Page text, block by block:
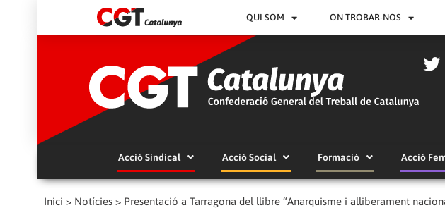
QUI SOM ON TROBAR-NOS
Acció Sindical Acció Social Formació Acció
Inici > Notícies > Presentació a Tarragona del llibre “Anarquisme i alliberament